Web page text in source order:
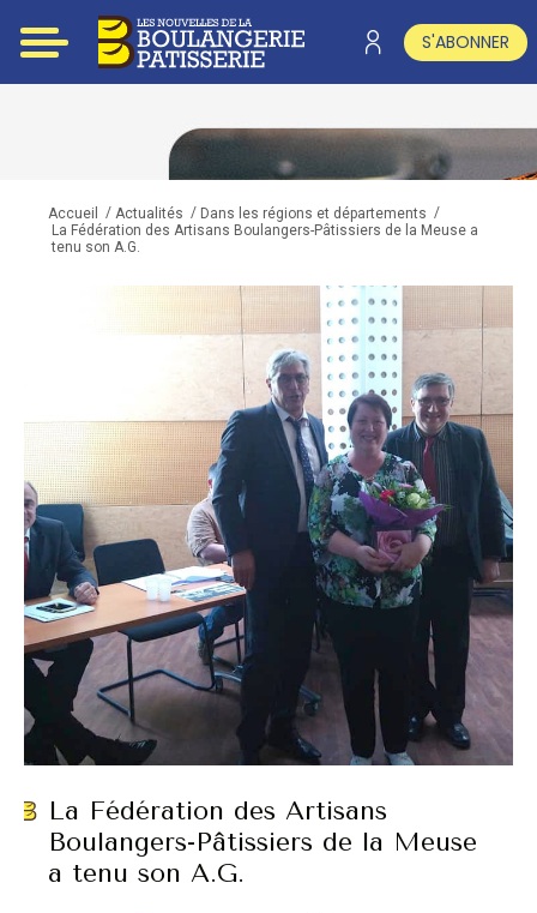
S'ABONNER
Accueil / Actualités / Dans les régions et départements /
La Fédération des Artisans Boulangers-Pâtissiers de la Meuse a
tenu son A.G.
La Fédération des Artisans
Boulangers-Pâtissiers de la Meuse
a tenu son A.G.